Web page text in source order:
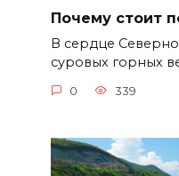
Почему стоит
В сердце
суровых горных
0 339